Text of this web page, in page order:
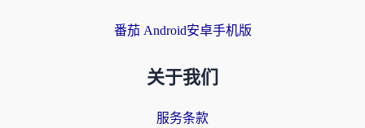
番茄 Android安卓手机版
关于我们
服务条款